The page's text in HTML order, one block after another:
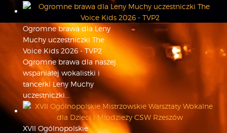
Ogromne brawa dla Leny
Muchy uczestniczki The
Voice Kids 2026 - TVP2
Ogromne brawa dla naszej
wspaniałej wokalistki i
tancerki Leny Muchy
uczestniczki...
XVII Ogólnopolskie